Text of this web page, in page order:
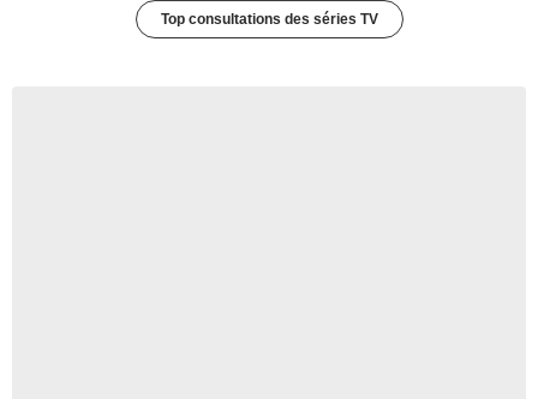
Top consultations des séries TV